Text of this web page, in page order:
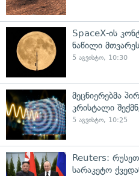
SpaceX-ის
ნაწილი
5 აგვისტო, 10:30
მეცნიერებმა
კრისტალი
5 აგვისტო, 10:25
Reuters:
სარაკეტო